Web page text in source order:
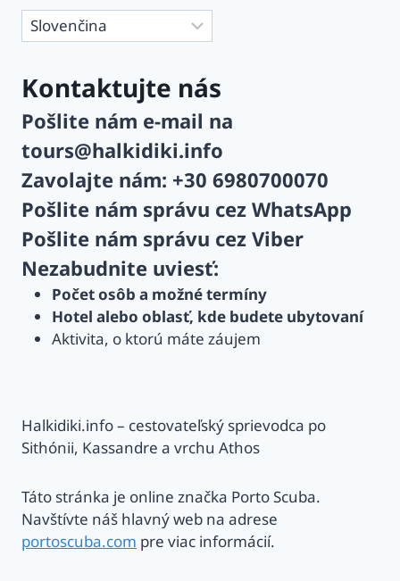
Vyberte
jazyk
Kontaktujte nás
Pošlite nám e-mail na
tours@halkidiki.info
Zavolajte nám: +30 6980700070
Pošlite nám správu cez WhatsApp
Pošlite nám správu cez Viber
Nezabudnite uviesť:
Počet osôb a možné termíny
Hotel alebo oblasť, kde budete ubytovaní
Aktivita, o ktorú máte záujem
Halkidiki.info – cestovateľský sprievodca po
Sithónii, Kassandre a vrchu Athos
Táto stránka je online značka Porto Scuba.
Navštívte náš hlavný web na adrese
portoscuba.com pre viac informácií.